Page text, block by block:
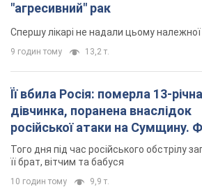
"агресивний" рак
Спершу лікарі не надали цьому належної
9 годин тому 13,2 т.
Її вбила Росія: померла 13-річна
дівчинка, поранена внаслідок
російської атаки на Сумщину.
Того дня під час російського обстрілу
її брат, вітчим та бабуся
10 годин тому 9,9 т.